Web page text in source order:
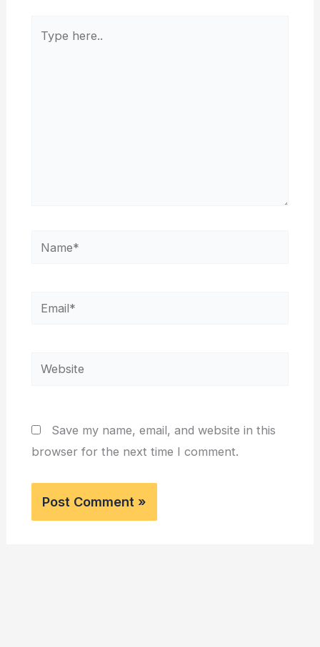
Name*
Email*
Website
Save my name, email, and website in this
browser for the next time I comment.